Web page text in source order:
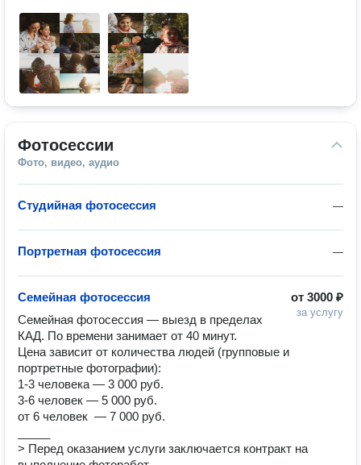
Фотосессии
Фото, видео, аудио
—
Студийная фотосессия
—
Портретная фотосессия
от 3000 ₽
за услугу
Семейная фотосессия
Семейная фотосессия — выезд в пределах
КАД. По времени занимает от 40 минут.
Цена зависит от количества людей (групповые и
портретные фотографии):
1-3 человека — 3 000 руб.
3-6 человек — 5 000 руб.
от 6 человек  — 7 000 руб.
> Перед оказанием услуги заключается контракт на